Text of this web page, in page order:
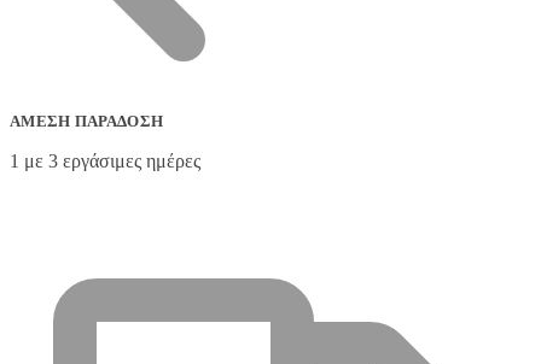
ΆΜΕΣΗ ΠΑΡΆΔΟΣΗ
1 με 3 εργάσιμες ημέρες